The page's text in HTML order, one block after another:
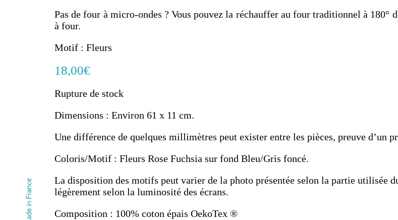
Pas de four à micro-ondes ? Vous pouvez la réchauffer au four traditionnel à 180°
à four.
Motif : Fleurs
18,00€
Rupture de stock
Dimensions : Environ 61 x 11 cm.
Une différence de quelques millimètres peut exister entre les pièces, preuve d’un
Coloris/Motif : Fleurs Rose Fuchsia sur fond Bleu/Gris foncé.
La disposition des motifs peut varier de la photo présentée selon la partie utilisée
légèrement selon la luminosité des écrans.
Composition : 100% coton épais OekoTex ®